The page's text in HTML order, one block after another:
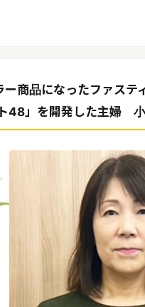
商品になったファステ
48」を開発した主婦